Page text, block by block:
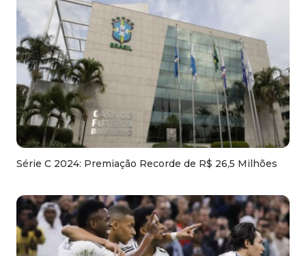
Série C 2024: Premiação Recorde de R$ 26,5 Milhões